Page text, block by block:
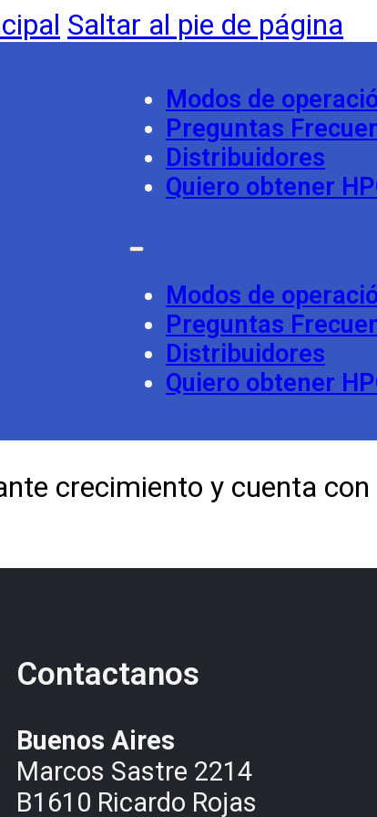
Saltar al pie de página
Modos de
Preguntas
Distribuidores
Quiero obtener
Modos de
Preguntas
Distribuidores
Quiero obtener
crecimiento y cuenta
Contactanos
Buenos Aires
Marcos Sastre 2214
B1610 Ricardo Rojas